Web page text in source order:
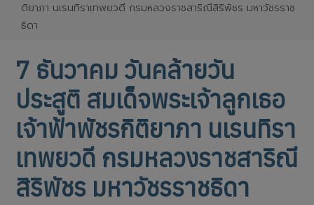
ติยาภา นเรนทิราเทพยวดี กรมหลวงราชสาริณีสิริพัชร มหาวัชรราช
ธิดา
7 ธันวาคม วันคล้ายวัน
ประสูติ สมเด็จพระเจ้าลูกเธอ
เจ้าฟ้าพัชรกิติยาภา นเรนทิรา
เทพยวดี กรมหลวงราชสาริณี
สิริพัชร มหาวัชรราชธิดา